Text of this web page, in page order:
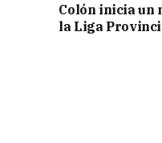
Colón inicia un
la Liga